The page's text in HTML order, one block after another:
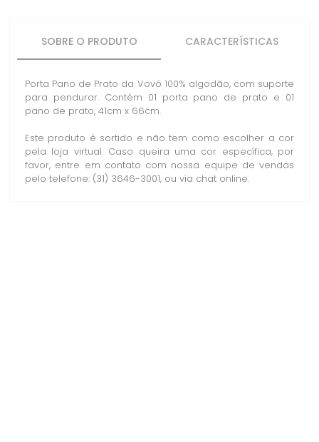
SOBRE O PRODUTO CARACTERÍSTICAS
Porta Pano de Prato da Vovó 100% algodão, com suporte
para pendurar. Contém 01 porta pano de prato e 01
pano de prato, 41cm x 66cm.
Este produto é sortido e não tem como escolher a cor
pela loja virtual. Caso queira uma cor específica, por
favor, entre em contato com nossa equipe de vendas
pelo telefone: (31) 3646-3001, ou via chat online.